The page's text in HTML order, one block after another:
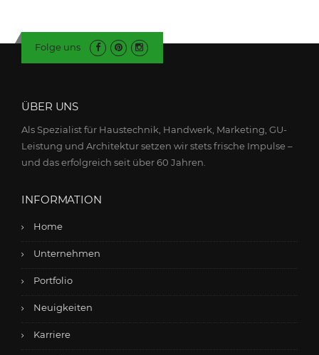
Folge uns
ÜBER UNS
Als Spezialist für Haustechnik, Handwerk, Marketing, GU-
Leistung und Architektur setzen wir stets frische Impulse –
und das erfolgreich seit über 60 Jahren.
INFORMATION
Home
Unternehmen
Portfolio
Neuigkeiten
Karriere